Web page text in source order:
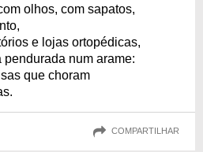
olhos, com sapatos,
e lojas ortopédicas,
num arame:
que choram
COMPARTILHAR